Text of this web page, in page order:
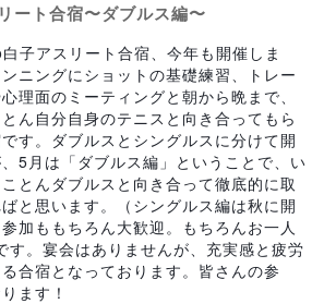
ート合宿〜ダブルス編〜
子アスリート合宿、今年も開催しま
ニングにショットの基礎練習、トレー
理面のミーティングと朝から晩まで、
ん自分自身のテニスと向き合ってもら
す。ダブルスとシングルスに分けて開
5月は「ダブルス編」ということで、い
とんダブルスと向き合って徹底的に取
と思います。（シングルス編は秋に開
加ももちろん大歓迎。もちろんお一人
す。宴会はありませんが、充実感と疲労
合宿となっております。皆さんの参
ます！